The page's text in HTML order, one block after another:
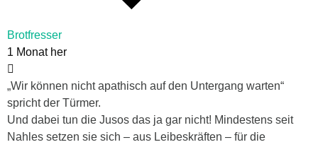
Brotfresser
1 Monat her
„Wir können nicht apathisch auf den Untergang warten“
spricht der Türmer.
Und dabei tun die Jusos das ja gar nicht! Mindestens seit
Nahles setzen sie sich – aus Leibeskräften – für die